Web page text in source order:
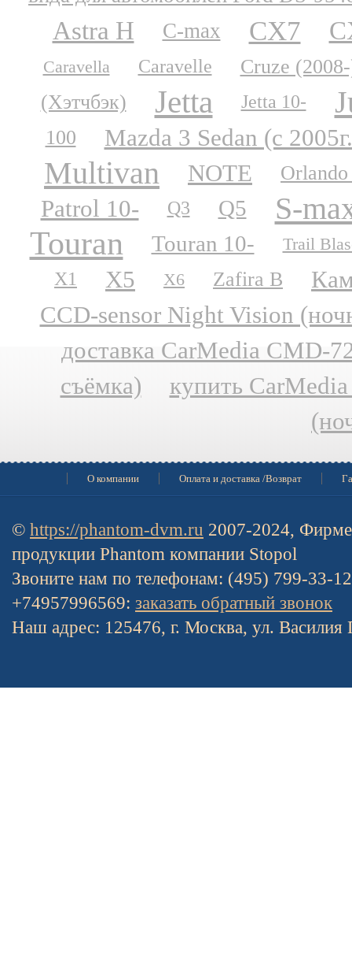
Astra H C-max CX7
Caravella Caravelle
Cruze
(Хэтчбэк)
Jetta Jetta 10-
100 Mazda 3 Sedan (с
Multivan NOTE
Patrol 10- Q3 Q5 S-
Touran Touran 10- Trail
X1 X5 X6 Zafira B
CCD-sensor Night Vision
доставка CarMedia CMD-
съёмка)
купить
О компании Оплата и доставка /Возврат
© https://phantom-dvm.ru 2007-2024,
продукции Phantom компании Stopol
Звоните нам по телефонам: (495) 799-33-
+74957996569: заказать обратный звонок
Наш адрес: 125476, г. Москва, ул. Василия